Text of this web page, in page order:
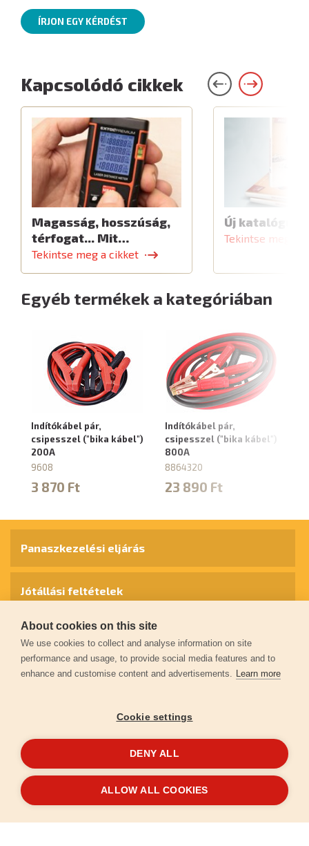
ÍRJON EGY KÉRDÉST
Kapcsolódó cikkek
Magasság, hosszúság,
térfogat... Mit…
Tekintse meg a cikket
Új katalógus
Tekintse meg a
Egyéb termékek a kategóriában
Indítókábel pár,
csipesszel ("bika kábel")
200A
9608
3 870 Ft
Indítókábel pár,
csipesszel ("bika kábel")
800A
8864320
23 890 Ft
© 2026extol.hu- Minden jog fenntartva
Panaszkezelési eljárás
Jótállási feltételek
Személyes adatok védelme
Kapcsolat
Garancia regisztráció
LétrehoztaFEO
About cookies on this site
We use cookies to collect and analyse information on site
performance and usage, to provide social media features and to
enhance and customise content and advertisements. Learn more
Cookie settings
DENY ALL
ALLOW ALL COOKIES